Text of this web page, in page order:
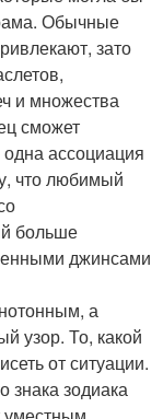
Обычные
зато
и множества
сможет
ассоциация
что любимый
больше
джинсами
а
узор. То, какой
от ситуации.
знака зодиака